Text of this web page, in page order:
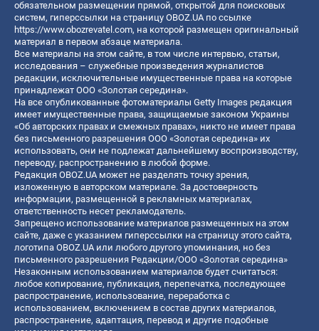
обязательном размещении прямой, открытой для поисковых
систем, гиперссылки на страницу OBOZ.UA по ссылке
https://www.obozrevatel.com, на которой размещен оригинальный
материал в первом абзаце материала.
Все материалы на этом сайте, в том числе интервью, статьи,
исследования – служебные произведения журналистов
редакции, исключительные имущественные права на которые
принадлежат ООО «Золотая середина».
На все опубликованные фотоматериалы Getty Images редакция
имеет имущественные права, защищаемые законом Украины
«Об авторских правах и смежных правах», никто не имеет права
без письменного разрешения ООО «Золотая середина» их
использовать, они не подлежат дальнейшему воспроизводству,
переводу, распространению в любой форме.
Редакция OBOZ.UA может не разделять точку зрения,
изложенную в авторском материале. За достоверность
информации, размещенной в рекламных материалах,
ответственность несет рекламодатель.
Запрещено использование материалов размещенных на этом
сайте, даже с указанием гиперссылки на страницу этого сайта,
логотипа OBOZ.UA или любого другого упоминания, но без
письменного разрешения Редакции/ООО «Золотая середина»
Незаконным использованием материалов будет считаться:
любое копирование, публикация, перепечатка, последующее
распространение, использование, переработка с
использованием, включением в состав других материалов,
распространение, адаптация, перевод и другие подобные